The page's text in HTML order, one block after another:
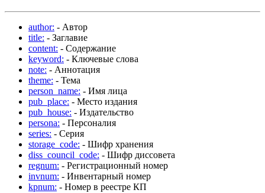
author: - Автор
title: - Заглавие
content: - Содержание
keyword: - Ключевые слова
note: - Аннотация
theme: - Тема
person_name: - Имя лица
pub_place: - Место издания
pub_house: - Издательство
persona: - Персоналия
series: - Серия
storage_code: - Шифр хранения
diss_council_code: - Шифр диссовета
regnum: - Регистрационный номер
invnum: - Инвентарный номер
kpnum: - Номер в реестре КП